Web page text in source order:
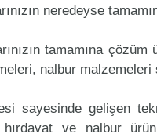
neredeyse
tamamına çözüm
nalbur malzemeleri
sayesinde gelişen
ve nalbur